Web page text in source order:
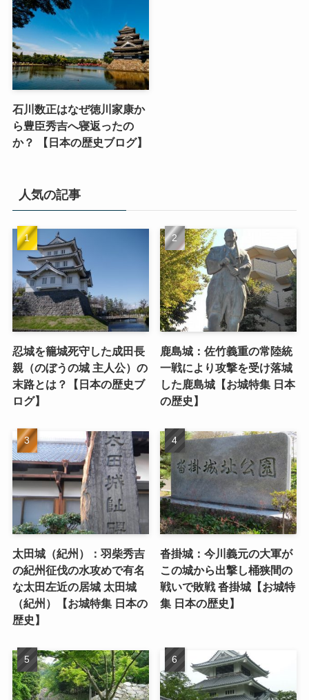
石川数正はなぜ徳川家康か
ら豊臣秀吉へ寝返ったの
か？ 【日本の歴史ブログ】
人気の記事
忍城を籠城死守した成田長
親（のぼうの城 主人公）の
末路とは？【日本の歴史ブ
ログ】
鹿島城：佐竹義重の常陸統
一戦により攻撃を受け落城
した鹿島城【お城特集 日本
の歴史】
太田城（紀州）：羽柴秀吉
の紀州征伐の水攻めで有名
な太田左近の居城 太田城
（紀州）【お城特集 日本の
歴史】
沓掛城：今川義元の大軍が
この城から出撃し桶狭間の
戦いで敗戦 沓掛城【お城特
集 日本の歴史】